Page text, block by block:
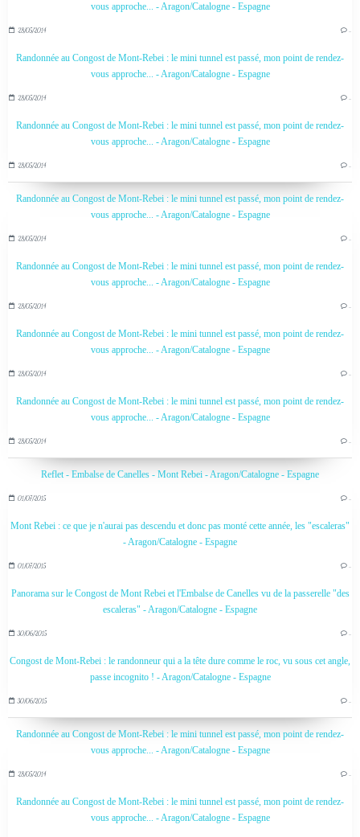
vous approche... - Aragon/Catalogne - Espagne
28/05/2014 …
Randonnée au Congost de Mont-Rebei : le mini tunnel est passé, mon point de rendez-
vous approche... - Aragon/Catalogne - Espagne
28/05/2014 …
Randonnée au Congost de Mont-Rebei : le mini tunnel est passé, mon point de rendez-
vous approche... - Aragon/Catalogne - Espagne
28/05/2014 …
Randonnée au Congost de Mont-Rebei : le mini tunnel est passé, mon point de rendez-
vous approche... - Aragon/Catalogne - Espagne
28/05/2014 …
Randonnée au Congost de Mont-Rebei : le mini tunnel est passé, mon point de rendez-
vous approche... - Aragon/Catalogne - Espagne
28/05/2014 …
Randonnée au Congost de Mont-Rebei : le mini tunnel est passé, mon point de rendez-
vous approche... - Aragon/Catalogne - Espagne
28/05/2014 …
Randonnée au Congost de Mont-Rebei : le mini tunnel est passé, mon point de rendez-
vous approche... - Aragon/Catalogne - Espagne
28/05/2014 …
Reflet - Embalse de Canelles - Mont Rebei - Aragon/Catalogne - Espagne
01/07/2015 …
Mont Rebei : ce que je n'aurai pas descendu et donc pas monté cette année, les "escaleras"
- Aragon/Catalogne - Espagne
01/07/2015 …
Panorama sur le Congost de Mont Rebei et l'Embalse de Canelles vu de la passerelle "des
escaleras" - Aragon/Catalogne - Espagne
30/06/2015 …
Congost de Mont-Rebei : le randonneur qui a la tête dure comme le roc, vu sous cet angle,
passe incognito ! - Aragon/Catalogne - Espagne
30/06/2015 …
Randonnée au Congost de Mont-Rebei : le mini tunnel est passé, mon point de rendez-
vous approche... - Aragon/Catalogne - Espagne
28/05/2014 …
Randonnée au Congost de Mont-Rebei : le mini tunnel est passé, mon point de rendez-
vous approche... - Aragon/Catalogne - Espagne